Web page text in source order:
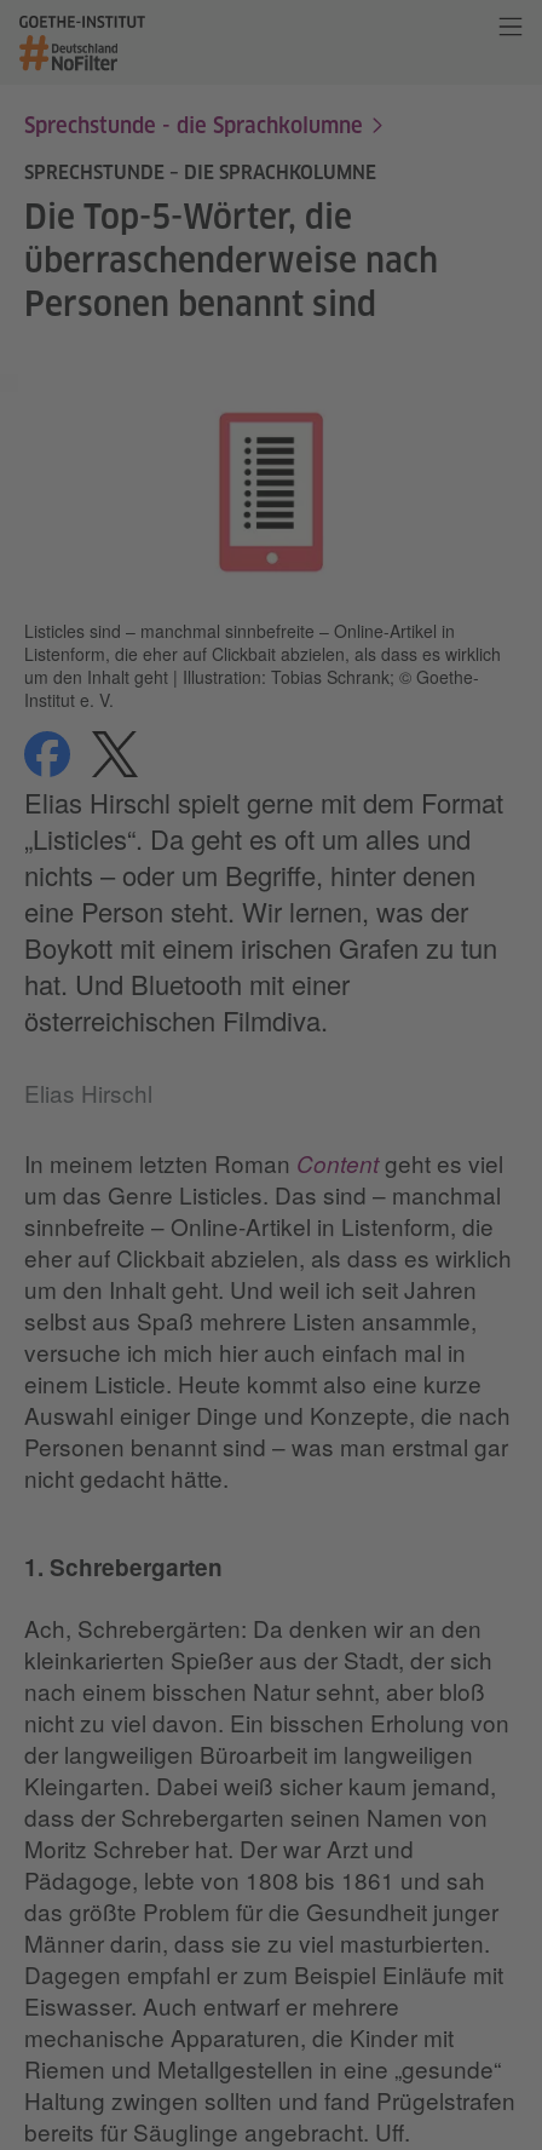
Sprechstunde - die Sprachkolumne
SPRECHSTUNDE – DIE SPRACHKOLUMNE
Die Top-5-Wörter, die
überraschenderweise nach
Personen benannt sind
Listicles sind – manchmal sinnbefreite – Online-Artikel in
Listenform, die eher auf Clickbait abzielen, als dass es wirklich
um den Inhalt geht | Illustration: Tobias Schrank; © Goethe-
Institut e. V.
teilen teilen
Elias Hirschl spielt gerne mit dem Format
„Listicles“. Da geht es oft um alles und
nichts – oder um Begriffe, hinter denen
eine Person steht. Wir lernen, was der
Boykott mit einem irischen Grafen zu tun
hat. Und Bluetooth mit einer
österreichischen Filmdiva.
Elias Hirschl
In meinem letzten Roman Contentgeht es viel
um das Genre Listicles. Das sind – manchmal
sinnbefreite – Online-Artikel in Listenform, die
eher auf Clickbait abzielen, als dass es wirklich
um den Inhalt geht. Und weil ich seit Jahren
selbst aus Spaß mehrere Listen ansammle,
versuche ich mich hier auch einfach mal in
einem Listicle. Heute kommt also eine kurze
Auswahl einiger Dinge und Konzepte, die nach
Personen benannt sind – was man erstmal gar
nicht gedacht hätte.
1. Schrebergarten
Ach, Schrebergärten: Da denken wir an den
kleinkarierten Spießer aus der Stadt, der sich
nach einem bisschen Natur sehnt, aber bloß
nicht zu viel davon. Ein bisschen Erholung von
der langweiligen Büroarbeit im langweiligen
Kleingarten. Dabei weiß sicher kaum jemand,
dass der Schrebergarten seinen Namen von
Moritz Schreber hat. Der war Arzt und
Pädagoge, lebte von 1808 bis 1861 und sah
das größte Problem für die Gesundheit junger
Männer darin, dass sie zu viel masturbierten.
Dagegen empfahl er zum Beispiel Einläufe mit
Eiswasser. Auch entwarf er mehrere
mechanische Apparaturen, die Kinder mit
Riemen und Metallgestellen in eine „gesunde“
Haltung zwingen sollten und fand Prügelstrafen
bereits für Säuglinge angebracht. Uff.